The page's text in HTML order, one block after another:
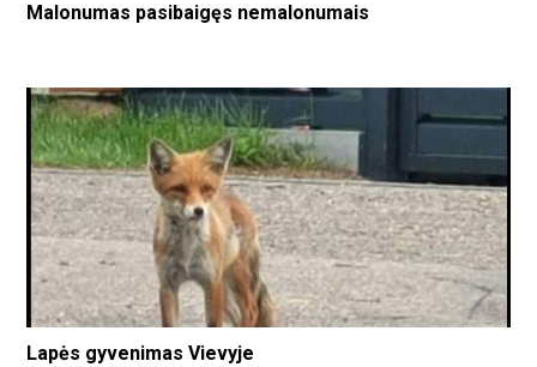
Malonumas pasibaigęs nemalonumais
Lapės gyvenimas Vievyje